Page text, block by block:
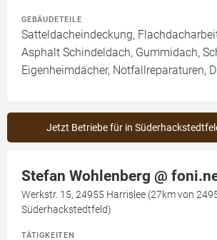
GEBÄUDETEILE
Satteldacheindeckung,
Asphalt Schindeldach, Gummidach,
Eigenheimdächer, Notfallreparaturen,
Jetzt Betriebe für in
Stefan Wohlenberg @
Werkstr. 15, 24955 Harrislee (27km von
Süderhackstedtfeld)
TÄTIGKEITEN